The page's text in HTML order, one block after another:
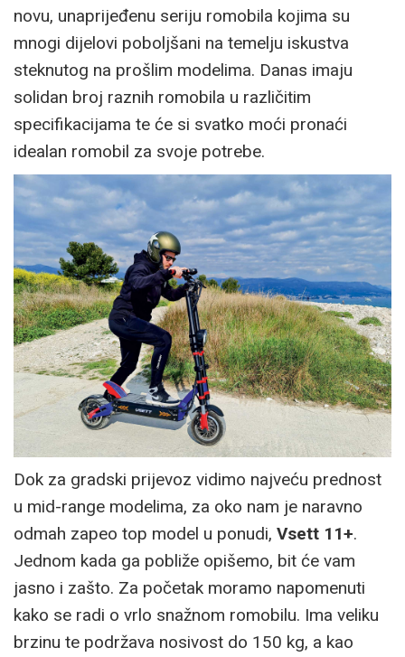
novu, unaprijeđenu seriju romobila kojima su
mnogi dijelovi poboljšani na temelju iskustva
steknutog na prošlim modelima. Danas imaju
solidan broj raznih romobila u različitim
specifikacijama te će si svatko moći pronaći
idealan romobil za svoje potrebe.
Dok za gradski prijevoz vidimo najveću prednost
u mid-range modelima, za oko nam je naravno
odmah zapeo top model u ponudi, Vsett 11+.
Jednom kada ga pobliže opišemo, bit će vam
jasno i zašto. Za početak moramo napomenuti
kako se radi o vrlo snažnom romobilu. Ima veliku
brzinu te podržava nosivost do 150 kg, a kao